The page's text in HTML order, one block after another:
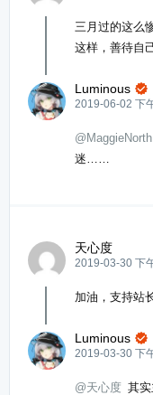
三月过的这么
这样，善待自
Luminous 
2019-06-02 下
@MaggieNorth
迷……
天心度
2019-03-30 下
加油，支持站
Luminous 
2019-03-30 下
@天心度 其